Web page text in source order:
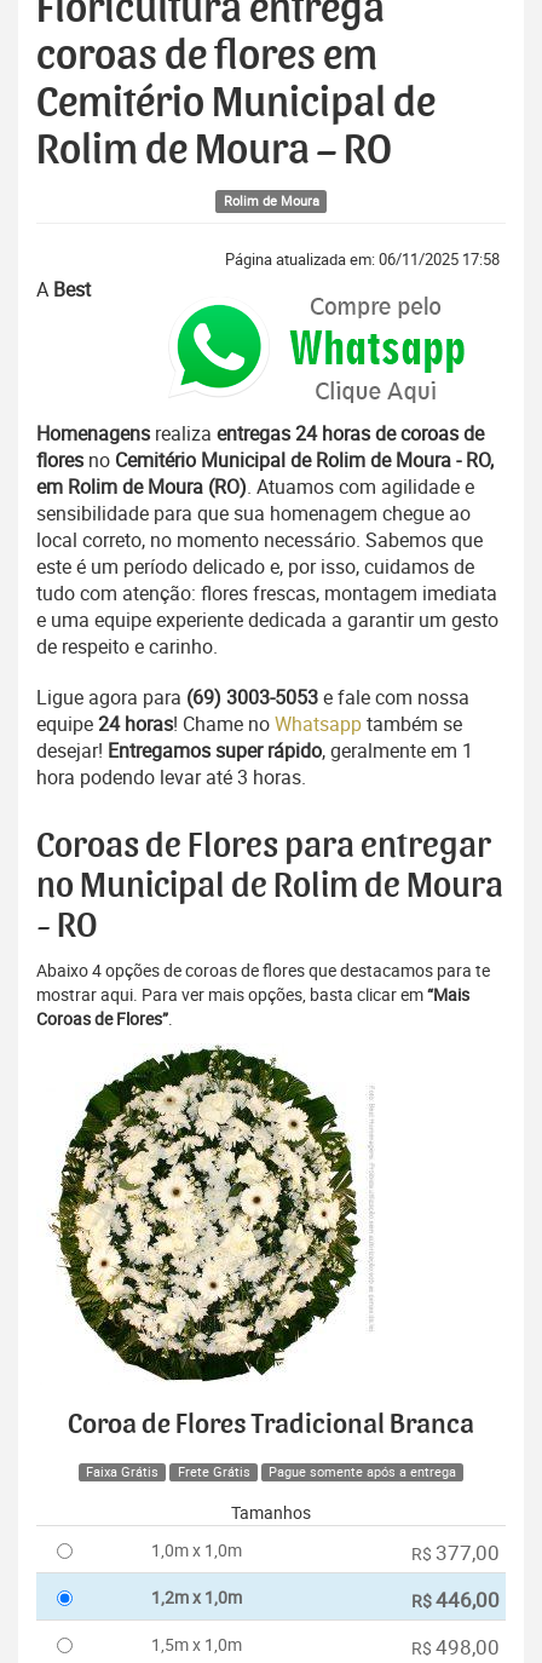
Floricultura entrega
coroas de flores em
Cemitério Municipal de
Rolim de Moura – RO
Rolim de Moura
Página atualizada em: 06/11/2025 17:58
A Best
Homenagens realiza entregas 24 horas de coroas de
flores no Cemitério Municipal de Rolim de Moura - RO,
em Rolim de Moura (RO). Atuamos com agilidade e
sensibilidade para que sua homenagem chegue ao
local correto, no momento necessário. Sabemos que
este é um período delicado e, por isso, cuidamos de
tudo com atenção: flores frescas, montagem imediata
e uma equipe experiente dedicada a garantir um gesto
de respeito e carinho.
Ligue agora para (69) 3003-5053e fale com nossa
equipe24 horas! Chame noWhatsapptambém se
desejar! Entregamos super rápido, geralmente em 1
hora podendo levar até 3 horas.
Coroas de Flores para entregar
no Municipal de Rolim de Moura
- RO
Abaixo 4 opções de coroas de flores que destacamos para te
mostrar aqui. Para ver mais opções, basta clicar em“Mais
Coroas de Flores”.
Coroa de Flores Tradicional Branca
Faixa Grátis Frete Grátis Pague somente após a entrega
Tamanhos
1,0m x 1,0m
R$ 377,00
1,2m x 1,0m R$446,00
1,5m x 1,0m R$ 498,00